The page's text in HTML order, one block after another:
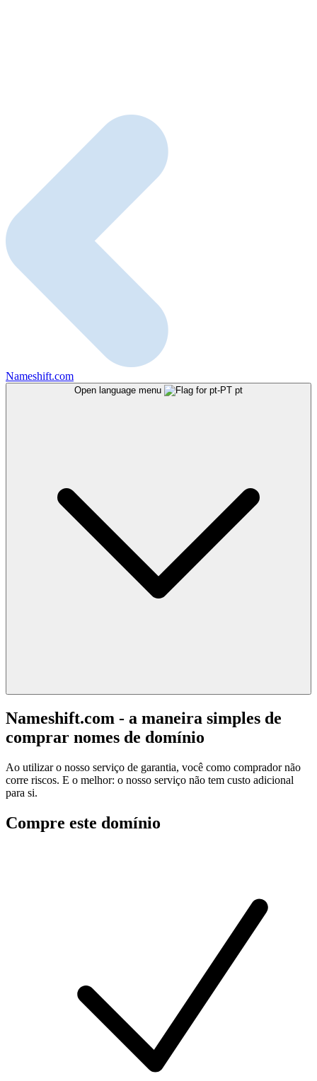
Nameshift.com
Open language menu pt
Nameshift.com - a maneira simples de
comprar nomes de domínio
Ao utilizar o nosso serviço de garantia, você como comprador não
corre riscos. E o melhor: o nosso serviço não tem custo adicional
para si.
Compre este domínio